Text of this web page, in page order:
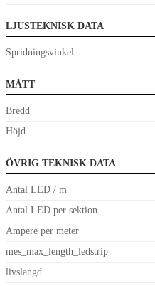
LJUSTEKNISK DATA
Spridningsvinkel
MÅTT
Bredd
Höjd
ÖVRIG TEKNISK DATA
Antal LED / m
Antal LED per sektion
Ampere per meter
mes_max_length_ledstrip
livslangd